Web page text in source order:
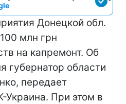
Донецкой обл.
млн грн
на капремонт. Об
губернатор области
передает
Украина. При этом в